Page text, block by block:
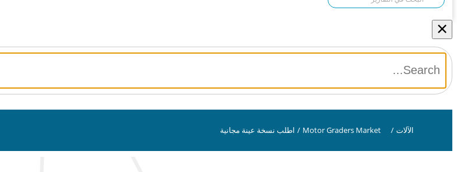
×
الآلات /
Motor Graders Market
/ اطلب نسخة عينة مجانية